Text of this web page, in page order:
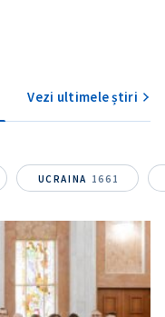
Vezi ultimele știri
UCRAINA 1661